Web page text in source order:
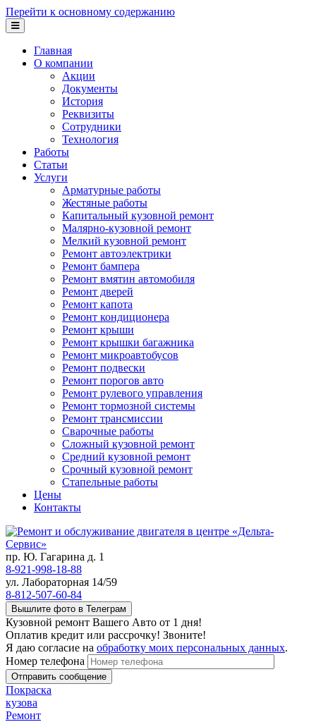
Перейти к основному содержанию
Главная
О компании
Акции
Документы
История
Реквизиты
Сотрудники
Технология
Работы
Статьи
Услуги
Арматурные работы
Жестяные работы
Капитальный кузовной ремонт
Малярно-кузовной ремонт
Мелкий кузовной ремонт
Ремонт автоэлектрики
Ремонт бампера
Ремонт вмятин автомобиля
Ремонт дверей
Ремонт капота
Ремонт кондиционера
Ремонт крыши
Ремонт крышки багажника
Ремонт микроавтобусов
Ремонт подвески
Ремонт порогов авто
Ремонт рулевого управления
Ремонт тормозной системы
Ремонт трансмиссии
Сварочные работы
Сложный кузовной ремонт
Средний кузовной ремонт
Срочный кузовной ремонт
Стапельные работы
Цены
Контакты
пр. Ю. Гагарина д. 1
8-921-998-18-88
ул. Лабораторная 14/59
8-812-507-60-84
Вышлите фото в Телеграм
Кузовной ремонт Вашего Авто от 1 дня!
Оплатив кредит или рассрочку! Звоните!
Я даю согласие на обработку моих персональных данных.
Номер телефона
Покраска
кузова
Ремонт